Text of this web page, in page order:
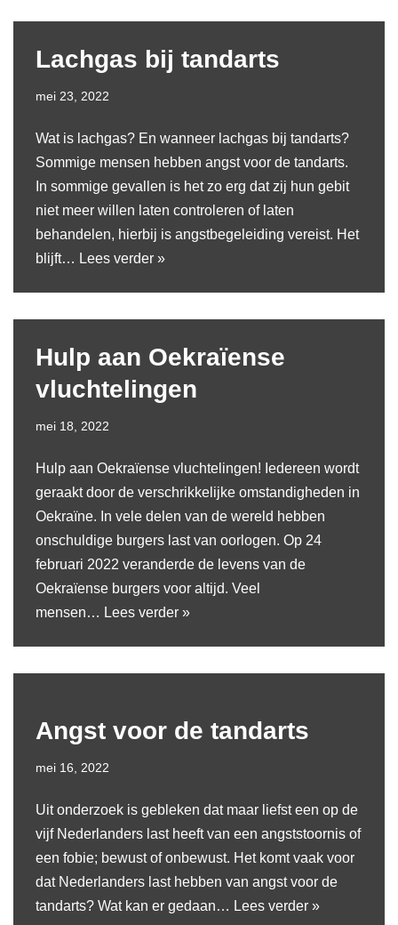
Lachgas bij tandarts
mei 23, 2022
Wat is lachgas? En wanneer lachgas bij tandarts?
Sommige mensen hebben angst voor de tandarts.
In sommige gevallen is het zo erg dat zij hun gebit
niet meer willen laten controleren of laten
behandelen, hierbij is angstbegeleiding vereist. Het
blijft… Lees verder »
Hulp aan Oekraïense
vluchtelingen
mei 18, 2022
Hulp aan Oekraïense vluchtelingen! Iedereen wordt
geraakt door de verschrikkelijke omstandigheden in
Oekraïne. In vele delen van de wereld hebben
onschuldige burgers last van oorlogen. Op 24
februari 2022 veranderde de levens van de
Oekraïense burgers voor altijd. Veel
mensen… Lees verder »
Angst voor de tandarts
mei 16, 2022
Uit onderzoek is gebleken dat maar liefst een op de
vijf Nederlanders last heeft van een angststoornis of
een fobie; bewust of onbewust. Het komt vaak voor
dat Nederlanders last hebben van angst voor de
tandarts? Wat kan er gedaan… Lees verder »